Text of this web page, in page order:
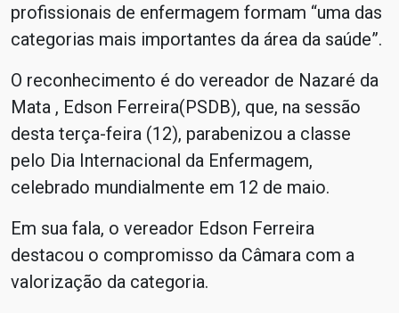
profissionais de enfermagem formam “uma das
categorias mais importantes da área da saúde”.
O reconhecimento é do vereador de Nazaré da
Mata , Edson Ferreira(PSDB), que, na sessão
desta terça-feira (12), parabenizou a classe
pelo Dia Internacional da Enfermagem,
celebrado mundialmente em 12 de maio.
Em sua fala, o vereador Edson Ferreira
destacou o compromisso da Câmara com a
valorização da categoria.